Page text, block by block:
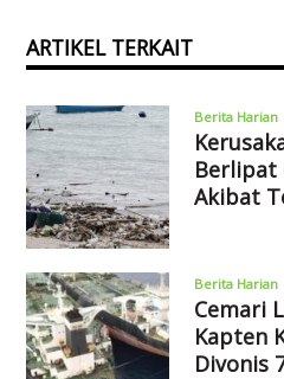
ARTIKEL TERKAIT
Berita Harian
Berlipat
Akibat
Berita Harian
Cemari
Kapten
Divonis